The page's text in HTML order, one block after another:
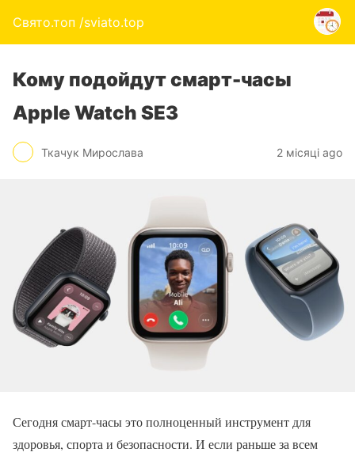
Свято.топ /sviato.top
Кому подойдут смарт-часы
Apple Watch SE3
Ткачук Мирослава 2 місяці ago
Сегодня смарт-часы это полноценный инструмент для
здоровья, спорта и безопасности. И если раньше за всем